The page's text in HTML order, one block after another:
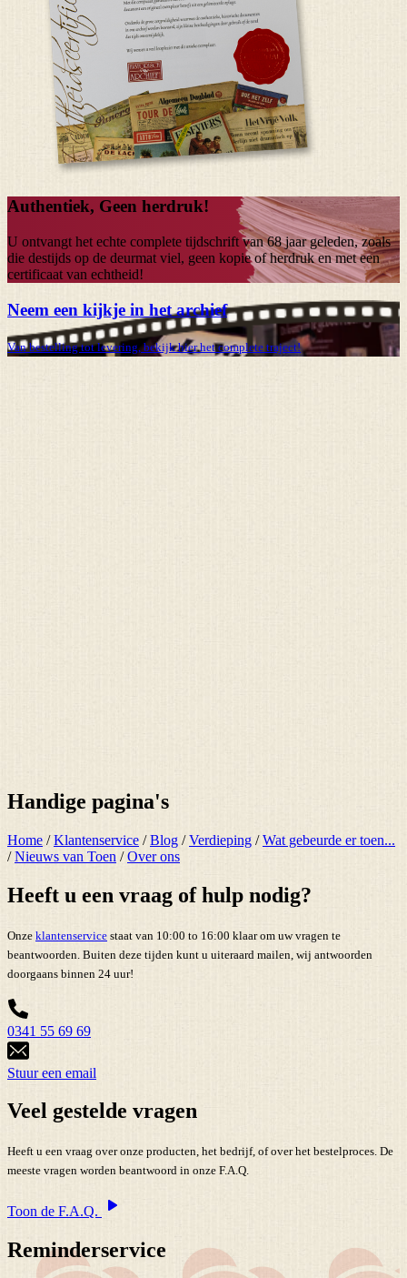
Authentiek, Geen herdruk!
U ontvangt het echte complete tijdschrift van68 jaargeleden, zoals
die destijds op de deurmat viel, geen kopie of herdruk en met een
certificaat van echtheid!
Neem een kijkje in het archief
Van bestelling tot levering, bekijk hier het complete traject!
Handige pagina's
Home /Klantenservice /Blog /Verdieping /Wat gebeurde er toen...
/Nieuws van Toen /Over ons
Heeft u een vraag of hulp nodig?
Onze klantenservice staat van 10:00 to 16:00 klaar om uw vragen te
beantwoorden. Buiten deze tijden kunt u uiteraard mailen, wij antwoorden
doorgaans binnen 24 uur!
0341 55 69 69
Stuur een email
Veel gestelde vragen
Heeft u een vraag over onze producten, het bedrijf, of over het bestelproces. De
meeste vragen worden beantwoord in onze F.A.Q.
Toon de F.A.Q.
Reminderservice